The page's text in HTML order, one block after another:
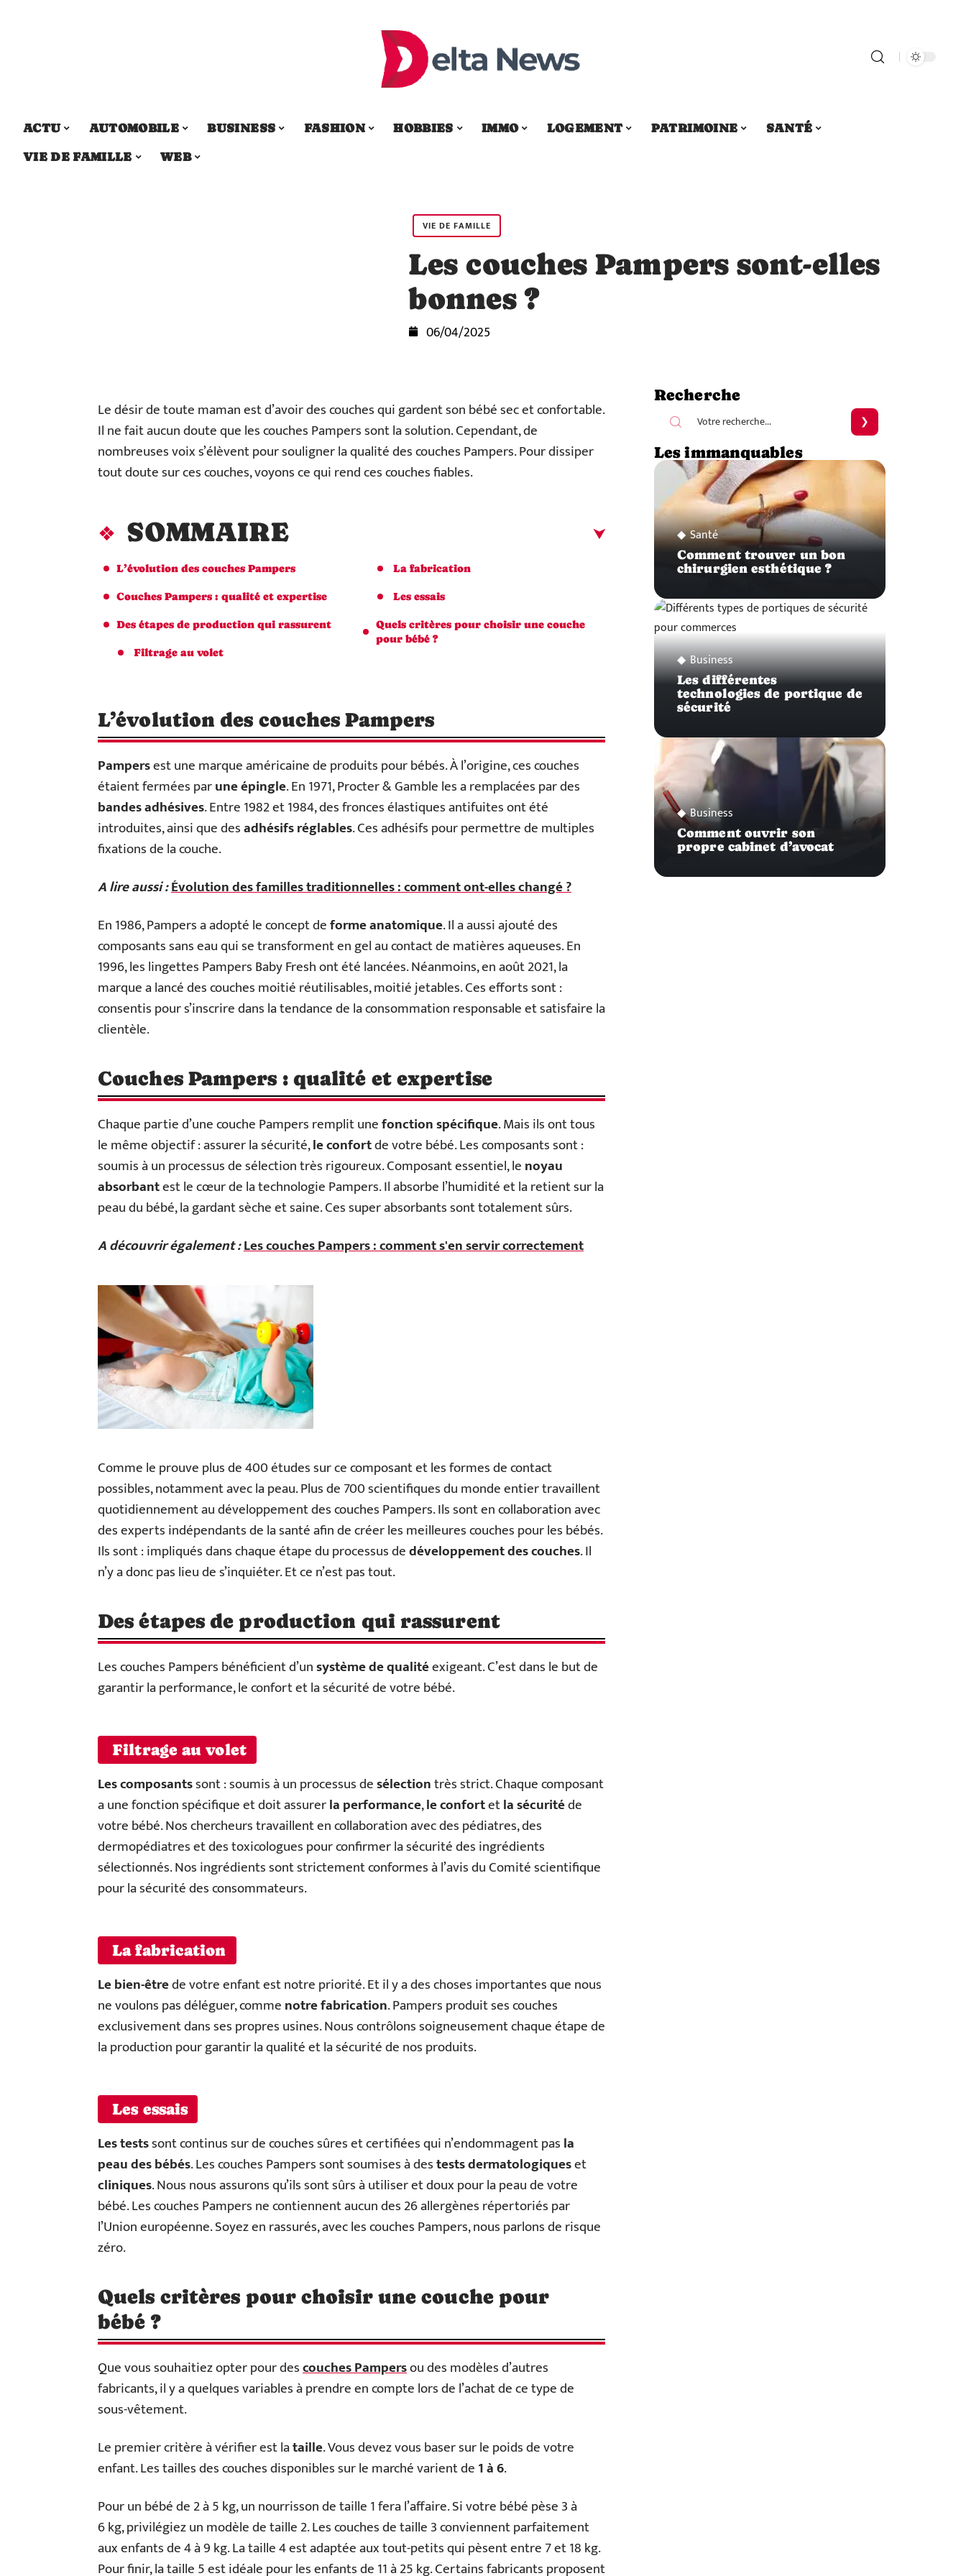
ACTU AUTOMOBILE BUSINESS FASHION HOBBIES IMMO LOGEMENT PATRIMOINE
SANTÉ
VIE DE FAMILLE
WEB
VIE DE FAMILLE
Les couches Pampers sont-elles
bonnes ?
06/04/2025
Le désir de toute maman est d’avoir des couches qui gardent son bébé sec et confortable.
Il ne fait aucun doute que les couches Pampers sont la solution. Cependant, de
nombreuses voix s’élèvent pour souligner la qualité des couches Pampers. Pour dissiper
tout doute sur ces couches, voyons ce qui rend ces couches fiables.
SOMMAIRE
L’évolution des couches Pampers
Couches Pampers : qualité et expertise
Des étapes de production qui rassurent
Filtrage au volet
La fabrication
Les essais
Quels critères pour choisir une couche
pour bébé ?
L’évolution des couches Pampers
Pampersest une marque américaine de produits pour bébés. À l’origine, ces couches
étaient fermées parune épingle. En 1971, Procter & Gamble les a remplacées par des
bandes adhésives. Entre 1982 et 1984, des fronces élastiques antifuites ont été
introduites, ainsi que desadhésifs réglables. Ces adhésifs pour permettre de multiples
fixations de la couche.
A lire aussi :Évolution des familles traditionnelles : comment ont-elles changé ?
En 1986, Pampers a adopté le concept deforme anatomique. Il a aussi ajouté des
composants sans eau qui se transforment en gel au contact de matières aqueuses. En
1996, les lingettes Pampers Baby Fresh ont été lancées. Néanmoins, en août 2021, la
marque a lancé des couches moitié réutilisables, moitié jetables. Ces efforts sont :
consentis pour s’inscrire dans la tendance de la consommation responsable et satisfaire la
clientèle.
Couches Pampers : qualité et expertise
Chaque partie d’une couche Pampers remplit unefonction spécifique. Mais ils ont tous
le même objectif : assurer la sécurité,le confortde votre bébé. Les composants sont :
soumis à un processus de sélection très rigoureux. Composant essentiel, lenoyau
absorbantest le cœur de la technologie Pampers. Il absorbe l’humidité et la retient sur la
peau du bébé, la gardant sèche et saine. Ces super absorbants sont totalement sûrs.
A découvrir également :Les couches Pampers : comment s'en servir correctement
Comme le prouve plus de 400 études sur ce composant et les formes de contact
possibles, notamment avec la peau. Plus de 700 scientifiques du monde entier travaillent
quotidiennement au développement des couches Pampers. Ils sont en collaboration avec
des experts indépendants de la santé afin de créer les meilleures couches pour les bébés.
Ils sont : impliqués dans chaque étape du processus dedéveloppement des couches. Il
n’y a donc pas lieu de s’inquiéter. Et ce n’est pas tout.
Des étapes de production qui rassurent
Les couches Pampers bénéficient d’unsystème de qualitéexigeant. C’est dans le but de
garantir la performance, le confort et la sécurité de votre bébé.
Filtrage au volet
Les composantssont : soumis à un processus desélectiontrès strict. Chaque composant
a une fonction spécifique et doit assurerla performance,le confortetla sécuritéde
votre bébé. Nos chercheurs travaillent en collaboration avec des pédiatres, des
dermopédiatres et des toxicologues pour confirmer la sécurité des ingrédients
sélectionnés. Nos ingrédients sont strictement conformes à l’avis du Comité scientifique
pour la sécurité des consommateurs.
La fabrication
Le bien-êtrede votre enfant est notre priorité. Et il y a des choses importantes que nous
ne voulons pas déléguer, commenotre fabrication. Pampers produit ses couches
exclusivement dans ses propres usines. Nous contrôlons soigneusement chaque étape de
la production pour garantir la qualité et la sécurité de nos produits.
Les essais
Les testssont continus sur de couches sûres et certifiées qui n’endommagent pasla
peau des bébés. Les couches Pampers sont soumises à destests dermatologiqueset
cliniques. Nous nous assurons qu’ils sont sûrs à utiliser et doux pour la peau de votre
bébé. Les couches Pampers ne contiennent aucun des 26 allergènes répertoriés par
l’Union européenne. Soyez en rassurés, avec les couches Pampers, nous parlons de risque
zéro.
Quels critères pour choisir une couche pour
bébé ?
Que vous souhaitiez opter pour descouches Pampersou des modèles d’autres
fabricants, il y a quelques variables à prendre en compte lors de l’achat de ce type de
sous-vêtement.
Le premier critère à vérifier est lataille. Vous devez vous baser sur le poids de votre
enfant. Les tailles des couches disponibles sur le marché varient de1 à 6.
Pour un bébé de 2 à 5 kg, un nourrisson de taille 1 fera l’affaire. Si votre bébé pèse 3 à
6 kg, privilégiez un modèle de taille 2. Les couches de taille 3 conviennent parfaitement
aux enfants de 4 à 9 kg. La taille 4 est adaptée aux tout-petits qui pèsent entre 7 et 18 kg.
Pour finir, la taille 5 est idéale pour les enfants de 11 à 25kg. Certains fabricants proposent
Recherche
Les immanquables
Santé
Comment trouver un bon
chirurgien esthétique ?
Business
Les différentes
technologies de portique de
sécurité
Business
Comment ouvrir son
propre cabinet d’avocat